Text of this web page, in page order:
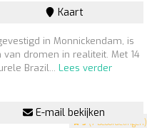
5 (7 beoordelingen)
Kaart
in Monnickendam, is
dromen in realiteit. Met 14
Brazil...Lees verder
E-mail bekijken